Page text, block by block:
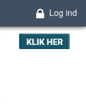
Log ind